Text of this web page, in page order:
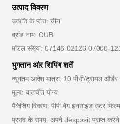
उत्पाद विवरण
उत्पत्ति के प्लेस: चीन
ब्रांड नाम: OUB
मॉडल संख्या: 07146-02126 07000-
भुगतान और शिपिंग शर्तें
न्यूनतम आदेश मात्रा: 10 पीसी/ट्रायल ऑर्डर
मूल्य: बातचीत योग्य
पैकेजिंग विवरण: पीपी बैग इनसाइड.उटर
प्रसव के समय: अपने desposit प्राप्त करने